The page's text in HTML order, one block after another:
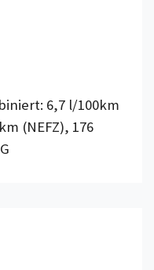
6,7 l/100km
(NEFZ), 176